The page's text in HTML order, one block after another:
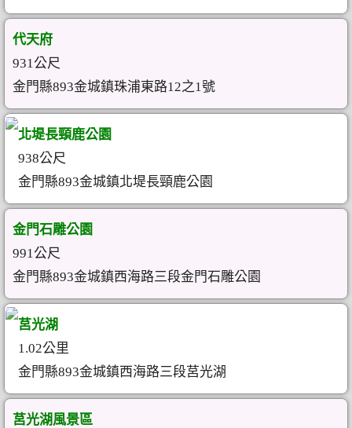
代天府
931公尺
金門縣893金城鎮珠浦東路12之1號
北堤長頸鹿公園
938公尺
金門縣893金城鎮北堤長頸鹿公園
金門石雕公園
991公尺
金門縣893金城鎮西海路三段金門石雕公園
莒光湖
1.02公里
金門縣893金城鎮西海路三段莒光湖
莒光湖風景區